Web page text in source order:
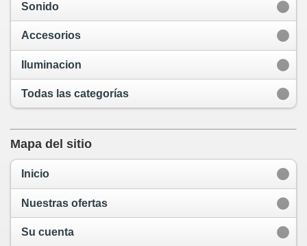
Sonido
Accesorios
Iluminacion
Todas las categorías
Mapa del sitio
Inicio
Nuestras ofertas
Su cuenta